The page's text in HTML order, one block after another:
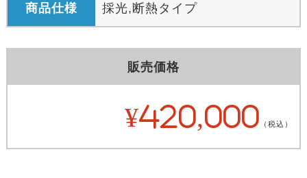
商品仕様 採光,断熱タイプ
販売価格
¥420,000 （税込）